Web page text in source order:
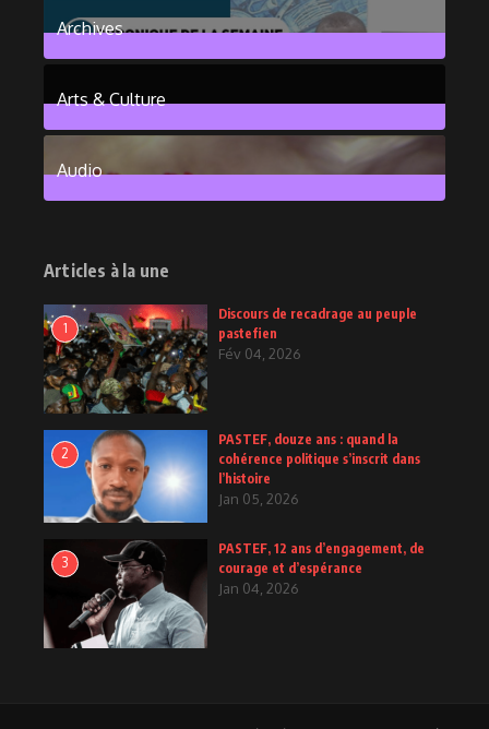
Archives
Arts & Culture
6Posts
Audio
Articles à la une
1
Discours de recadrage au peuple
pastefien
Fév 04, 2026
2
PASTEF, douze ans : quand la
cohérence politique s’inscrit dans
l’histoire
Jan 05, 2026
3
PASTEF, 12 ans d’engagement, de
courage et d’espérance
Jan 04, 2026